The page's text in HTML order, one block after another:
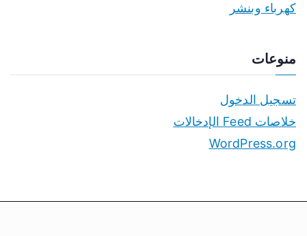
كهرباء وبنشر
منوعات
تسجيل الدخول
خلاصات Feed الإدخالات
WordPress.org